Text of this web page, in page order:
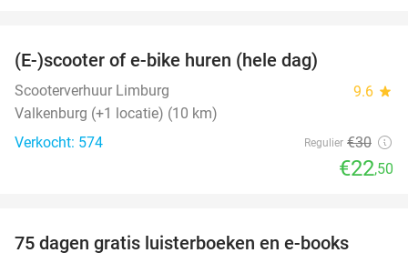
(E-)scooter of e-bike huren (hele dag)
Scooterverhuur Limburg 9.6 star
Valkenburg (+1 locatie) (10 km)
Verkocht: 574
Regulier €30
€22,50
75 dagen gratis luisterboeken en e-books